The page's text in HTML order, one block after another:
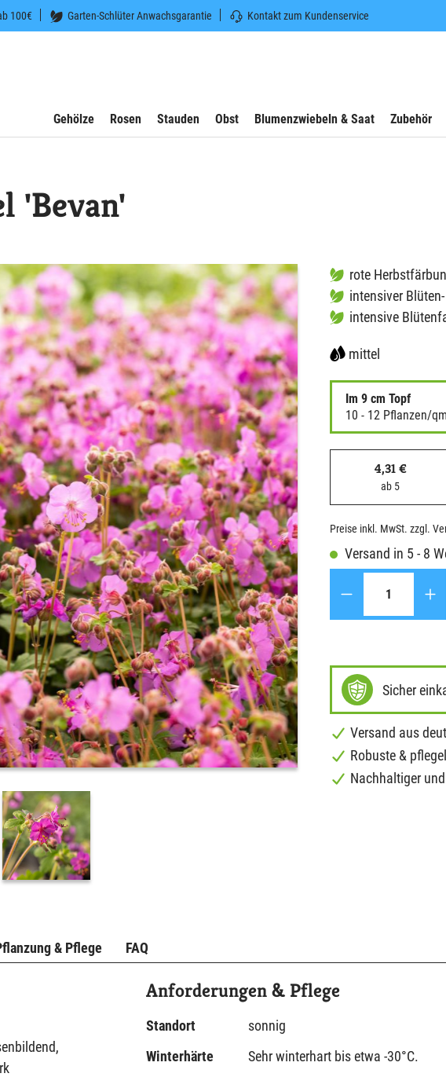
100€ Garten-Schlüter Anwachsgarantie Kontakt zum Kundenservice
Gehölze Rosen Stauden Obst Blumenzwiebeln & Saat Zubehör
'Bevan'
rote
intensiver
intensive
mittel
Im 9 cm Topf
10 - 12 Pflanzen/qm
4,31 €
ab 5
Preise inkl. MwSt. zzgl.
Versand in 5 - 8
Sicher
Versand aus
Robuste &
Nachhaltiger
& Pflege FAQ
Anforderungen & Pflege
Standort
sonnig
Winterhärte
Sehr winterhart bis etwa -30°C.